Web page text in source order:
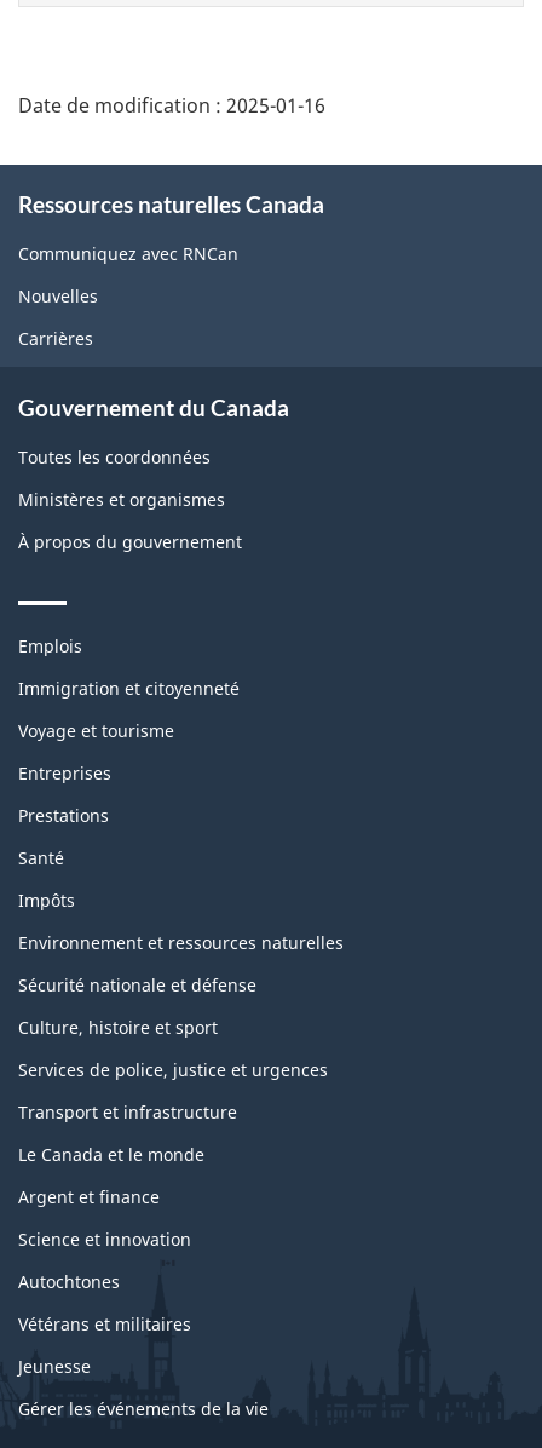
page
Date de modification : 2025-01-16
this
site
Ressources naturelles Canada
Communiquez avec RNCan
Nouvelles
Carrières
Gouvernement du Canada
Toutes les coordonnées
Ministères et organismes
À propos du gouvernement
Themes
topics
Emplois
Immigration et citoyenneté
Voyage et tourisme
Entreprises
Prestations
Santé
Impôts
Environnement et ressources naturelles
Sécurité nationale et défense
Culture, histoire et sport
Services de police, justice et urgences
Transport et infrastructure
Le Canada et le monde
Argent et finance
Science et innovation
Autochtones
Vétérans et militaires
Jeunesse
Gérer les événements de la vie